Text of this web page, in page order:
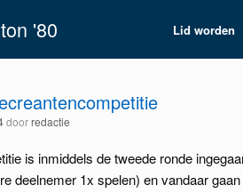
'80 Lid worden
doorredactie
is inmiddels de tweede ronde
deelnemer 1x spelen) en vandaar